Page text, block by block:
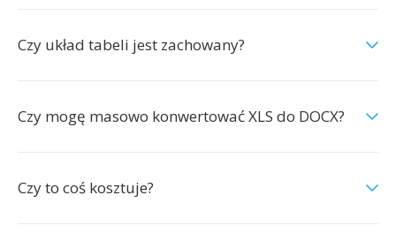
Czy układ tabeli jest zachowany?
Czy mogę masowo konwertować XLS do DOCX?
Czy to coś kosztuje?